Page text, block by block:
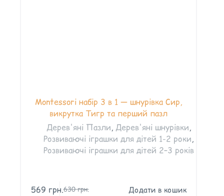
Montessori набір 3 в 1 — шнурівка Сир,
викрутка Тигр та перший пазл
Дерев'яні Пазли, Дерев'яні шнурівки,
Розвиваючі іграшки для дітей 1-2 роки,
Розвиваючі іграшки для дітей 2–3 років
630грн.
569 грн. Додати в кошик